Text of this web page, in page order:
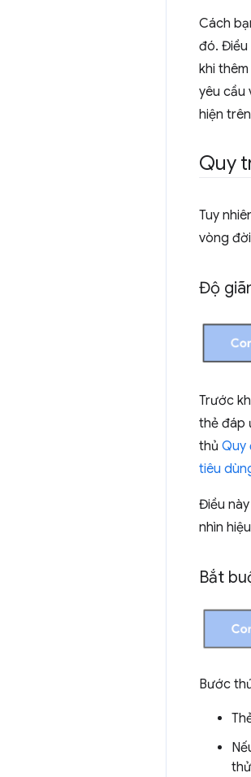
Cách
đó. Điều
khi
yêu cầu
hiện
Quy
Tuy
vòng
Độ
Trước
thẻ đáp
thủ Quy
tiêu
Điều
nhìn
Bắt
Bước